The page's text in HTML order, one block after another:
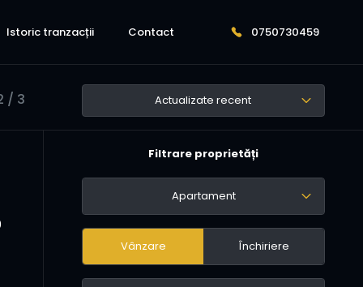
Istoric tranzacții Contact 0750730459
/ 3 Actualizate recent
Filtrare proprietăți
Apartament
Vânzare Închiriere